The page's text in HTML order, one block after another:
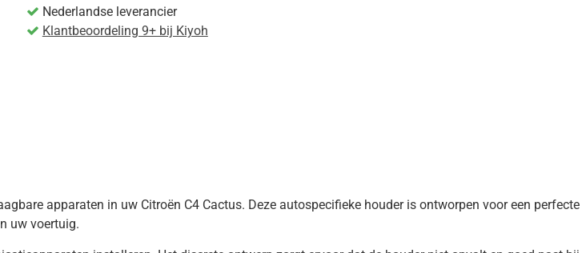
Nederlandse leverancier
Klantbeoordeling 9+ bij Kiyoh
apparaten in uw Citroën C4 Cactus. Deze autospecifieke houder is ontworpen voor een perfecte
uw voertuig.